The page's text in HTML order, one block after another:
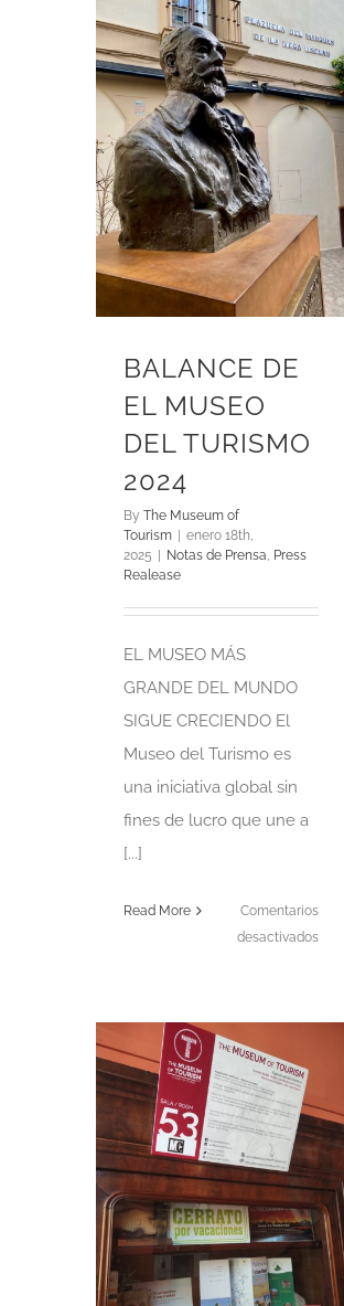
BALANCE DE EL
MUSEO DEL
TURISMO 2024
BALANCE DE
EL MUSEO
DEL TURISMO
2024
By The Museum of
Tourism
enero 18th,
2025
Notas de Prensa, Press
Realease
EL MUSEO MÁS
GRANDE DEL MUNDO
SIGUE CRECIENDO El
Museo del Turismo es
una iniciativa global sin
fines de lucro que une a
[...]
Read More
Comentarios
desactivadosen
El Museo del Turismo
inaugura su Sala 53
en el Museo del
Cerrato Castellano